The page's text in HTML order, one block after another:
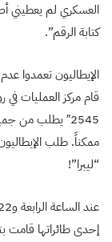
العسكري لم يعطيني
كتابة الرقم”.
قام مركز العمليات في
2545″ يطلب من
ممكناً. طلب
“ليبرا”!
إحدى طائراتها قامت